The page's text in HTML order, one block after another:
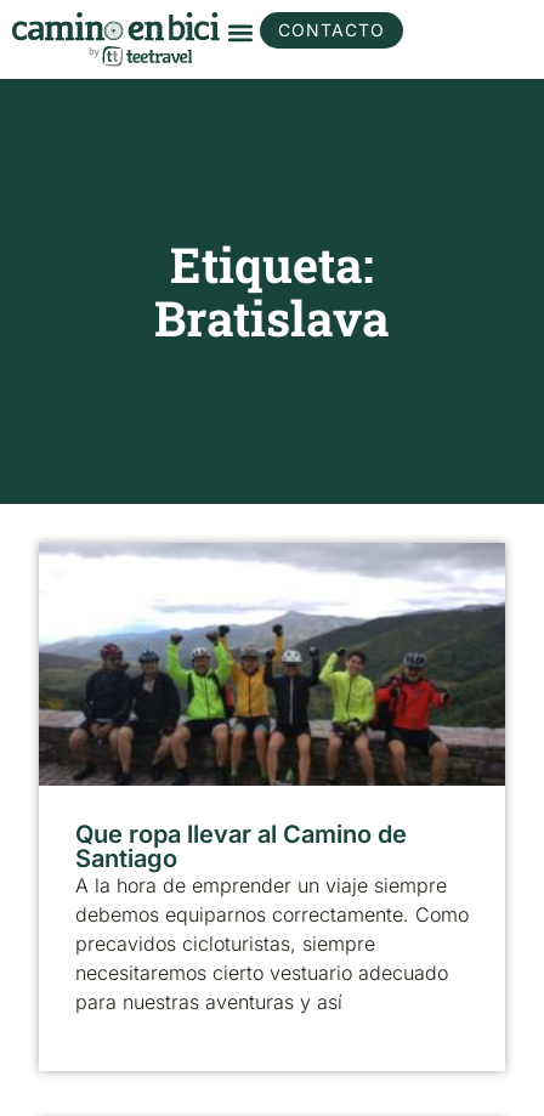
CONTACTO
Etiqueta:
Bratislava
Que ropa llevar al Camino de
Santiago
A la hora de emprender un viaje siempre
debemos equiparnos correctamente. Como
precavidos cicloturistas, siempre
necesitaremos cierto vestuario adecuado
para nuestras aventuras y así